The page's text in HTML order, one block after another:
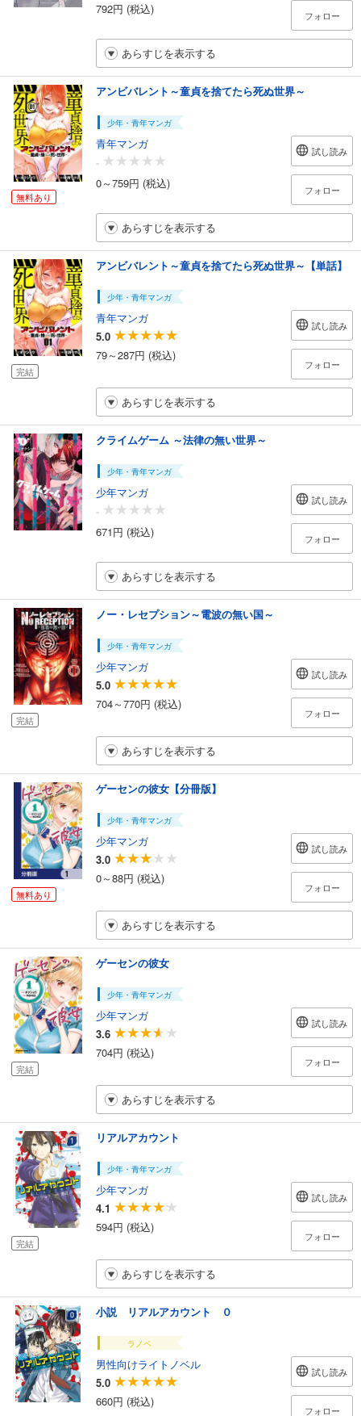
792円 (税込)
フォロー
あらすじを表示する
無料あり
アンビバレント～童貞を捨てたら死ぬ世界～
少年・青年マンガ
青年マンガ
-
0～759円 (税込)
試し読み
フォロー
あらすじを表示する
完結
アンビバレント～童貞を捨てたら死ぬ世界～【単話】
少年・青年マンガ
青年マンガ
5.0
79～287円 (税込)
試し読み
フォロー
あらすじを表示する
クライムゲーム ～法律の無い世界～
少年・青年マンガ
少年マンガ
-
671円 (税込)
試し読み
フォロー
あらすじを表示する
完結
ノー・レセプション～電波の無い国～
少年・青年マンガ
少年マンガ
5.0
704～770円 (税込)
試し読み
フォロー
あらすじを表示する
無料あり
ゲーセンの彼女【分冊版】
少年・青年マンガ
少年マンガ
3.0
0～88円 (税込)
試し読み
フォロー
あらすじを表示する
完結
ゲーセンの彼女
少年・青年マンガ
少年マンガ
3.6
704円 (税込)
試し読み
フォロー
あらすじを表示する
完結
リアルアカウント
少年・青年マンガ
少年マンガ
4.1
594円 (税込)
試し読み
フォロー
あらすじを表示する
小説 リアルアカウント ０
ラノベ
男性向けライトノベル
5.0
660円 (税込)
試し読み
フォロー